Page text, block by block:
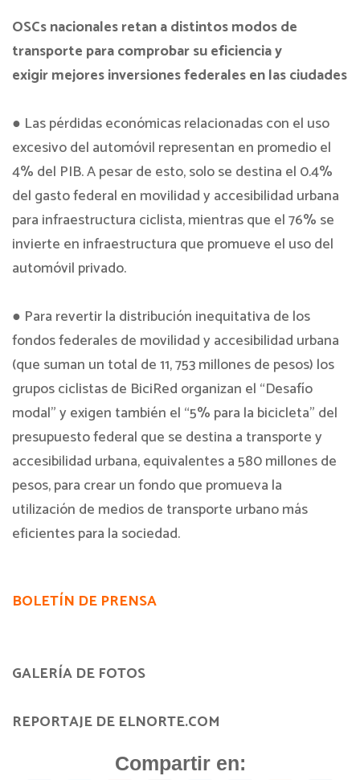
OSCs nacionales retan a distintos modos de
transporte para comprobar su eficiencia y
exigir mejores inversiones federales en las ciudades
● Las pérdidas económicas relacionadas con el uso
excesivo del automóvil representan en promedio el
4% del PIB. A pesar de esto, solo se destina el 0.4%
del gasto federal en movilidad y accesibilidad urbana
para infraestructura ciclista, mientras que el 76% se
invierte en infraestructura que promueve el uso del
automóvil privado.
● Para revertir la distribución inequitativa de los
fondos federales de movilidad y accesibilidad urbana
(que suman un total de 11, 753 millones de pesos) los
grupos ciclistas de BiciRed organizan el “Desafío
modal” y exigen también el “5% para la bicicleta” del
presupuesto federal que se destina a transporte y
accesibilidad urbana, equivalentes a 580 millones de
pesos, para crear un fondo que promueva la
utilización de medios de transporte urbano más
eficientes para la sociedad.
BOLETÍN DE PRENSA
GALERÍA DE FOTOS
REPORTAJE DE ELNORTE.COM
Compartir en: